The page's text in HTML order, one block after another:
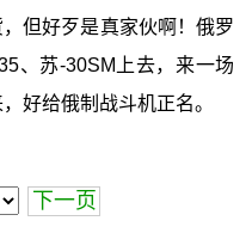
但好歹是真家伙啊！俄罗
、苏-30SM上去，来一场
好给俄制战斗机正名。
下一页